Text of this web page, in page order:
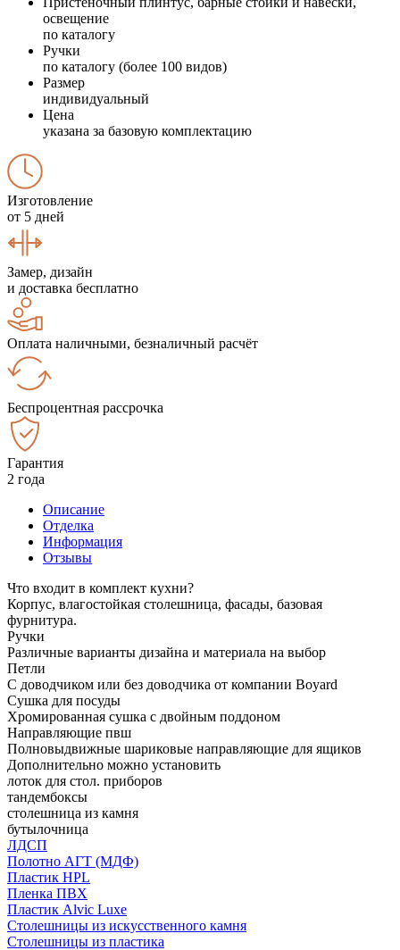
освещение
по каталогу
Ручки
по каталогу (более 100 видов)
Размер
индивидуальный
Цена
указана за базовую комплектацию
Изготовление
от 5 дней
Замер, дизайн
и доставка бесплатно
Оплата наличными, безналичный расчёт
Беспроцентная рассрочка
Гарантия
2 года
Описание
Отделка
Информация
Отзывы
Что входит в комплект кухни?
Корпус, влагостойкая столешница, фасады, базовая
фурнитура.
Ручки
Различные варианты дизайна и материала на выбор
Петли
С доводчиком или без доводчика от компании Boyard
Сушка для посуды
Хромированная сушка с двойным поддоном
Направляющие пвш
Полновыдвижные шариковые направляющие для ящиков
Дополнительно можно установить
лоток для стол. приборов
тандембоксы
столешница из камня
бутылочница
ЛДСП
Полотно АГТ (МДФ)
Пластик HPL
Пленка ПВХ
Пластик Alvic Luxe
Столешницы из искусственного камня
Столешницы из пластика